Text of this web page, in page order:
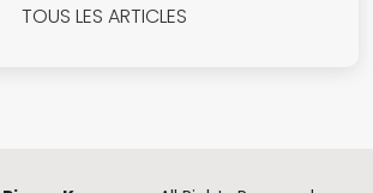
TOUS LES ARTICLES